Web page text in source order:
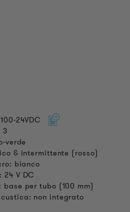
24VDC
3
verde
& intermittente (rosso)
bianco
24 V DC
per tubo (100 mm)
non integrato